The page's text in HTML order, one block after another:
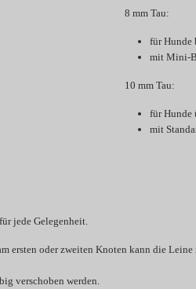
8 mm Tau:
für Hunde
mit Mini-
10 mm Tau:
für Hunde
mit
jede Gelegenheit.
ersten oder zweiten Knoten kann die
verschoben werden.